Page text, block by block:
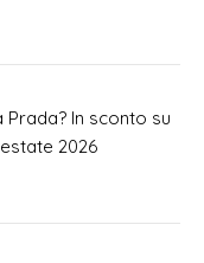
In sconto su
2026